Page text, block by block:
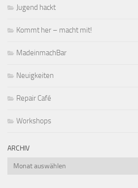
Jugend hackt
Kommt her – macht mit!
MadeinmachBar
Neuigkeiten
Repair Café
Workshops
ARCHIV
Archiv